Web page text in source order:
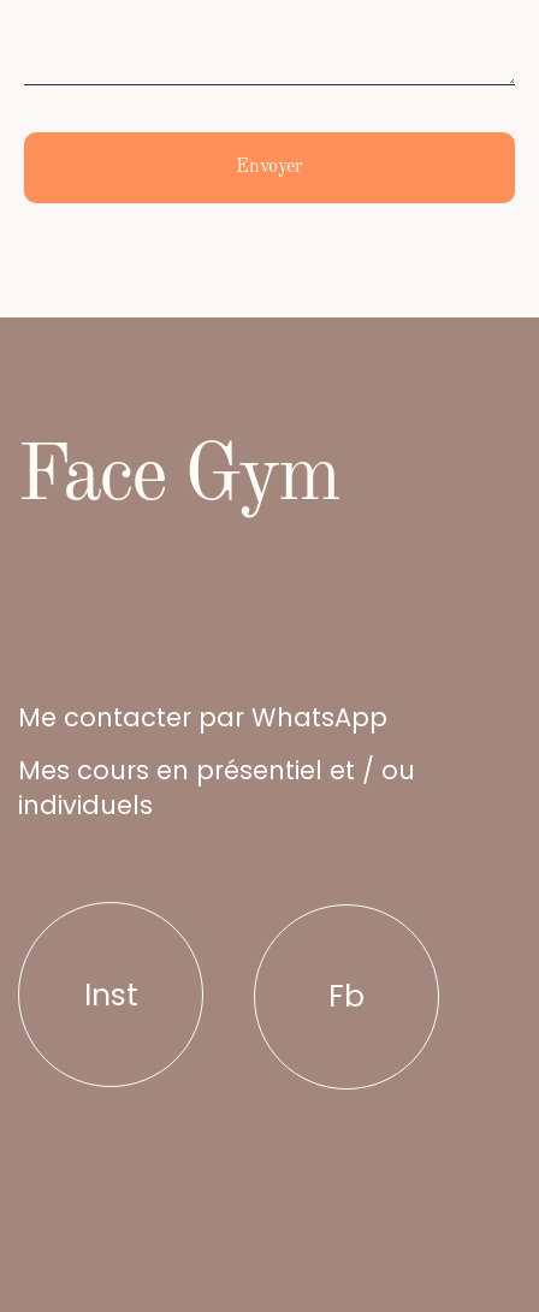
Envoyer